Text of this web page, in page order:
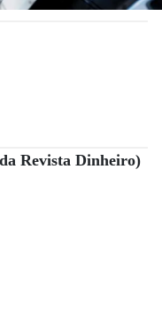
Revista Dinheiro)